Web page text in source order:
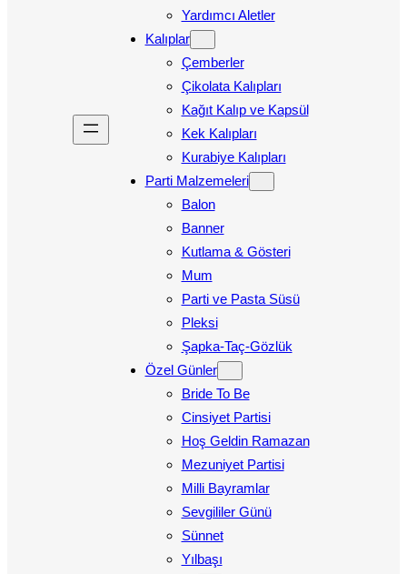
Yardımcı Aletler
Kalıplar
Çemberler
Çikolata Kalıpları
Kağıt Kalıp ve Kapsül
Kek Kalıpları
Kurabiye Kalıpları
Parti Malzemeleri
Balon
Banner
Kutlama & Gösteri
Mum
Parti ve Pasta Süsü
Pleksi
Şapka-Taç-Gözlük
Özel Günler
Bride To Be
Cinsiyet Partisi
Hoş Geldin Ramazan
Mezuniyet Partisi
Milli Bayramlar
Sevgililer Günü
Sünnet
Yılbaşı